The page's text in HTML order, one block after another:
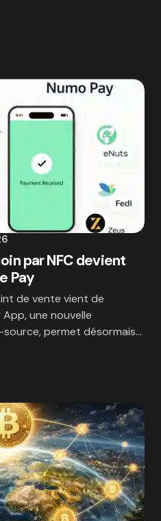
par NFC devient
Pay
de vente vient de
une nouvelle
permet désormais…